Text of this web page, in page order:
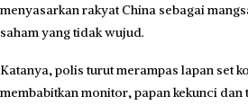
menyasarkan rakyat China sebagai
saham yang tidak wujud.
Katanya, polis turut merampas lapan set
membabitkan monitor, papan kekunci dan